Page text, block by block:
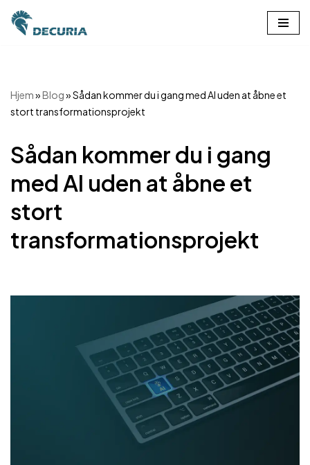
Spring
Hjem»Blog»Sådan kommer du i gang med AI uden at åbne et
stort transformationsprojekt
Sådan kommer du i gang
med AI uden at åbne et
stort
transformationsprojekt